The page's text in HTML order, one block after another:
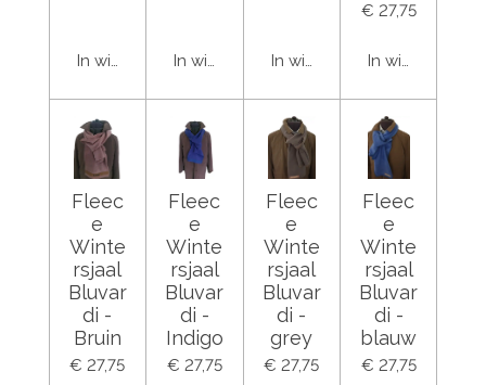
In winkelwagenIn winkelwagenIn winkelwagen
€ 27,75
In
Fleec
e
Winte
rsjaal
Bluvar
di -
Bruin
€ 27,75
Fleec
e
Winte
rsjaal
Bluvar
di -
Indigo
€ 27,75
Fleec
e
Winte
rsjaal
Bluvar
di -
grey
€ 27,75
Fleec
e
Winte
rsjaal
Bluvar
di -
blauw
€ 27,75